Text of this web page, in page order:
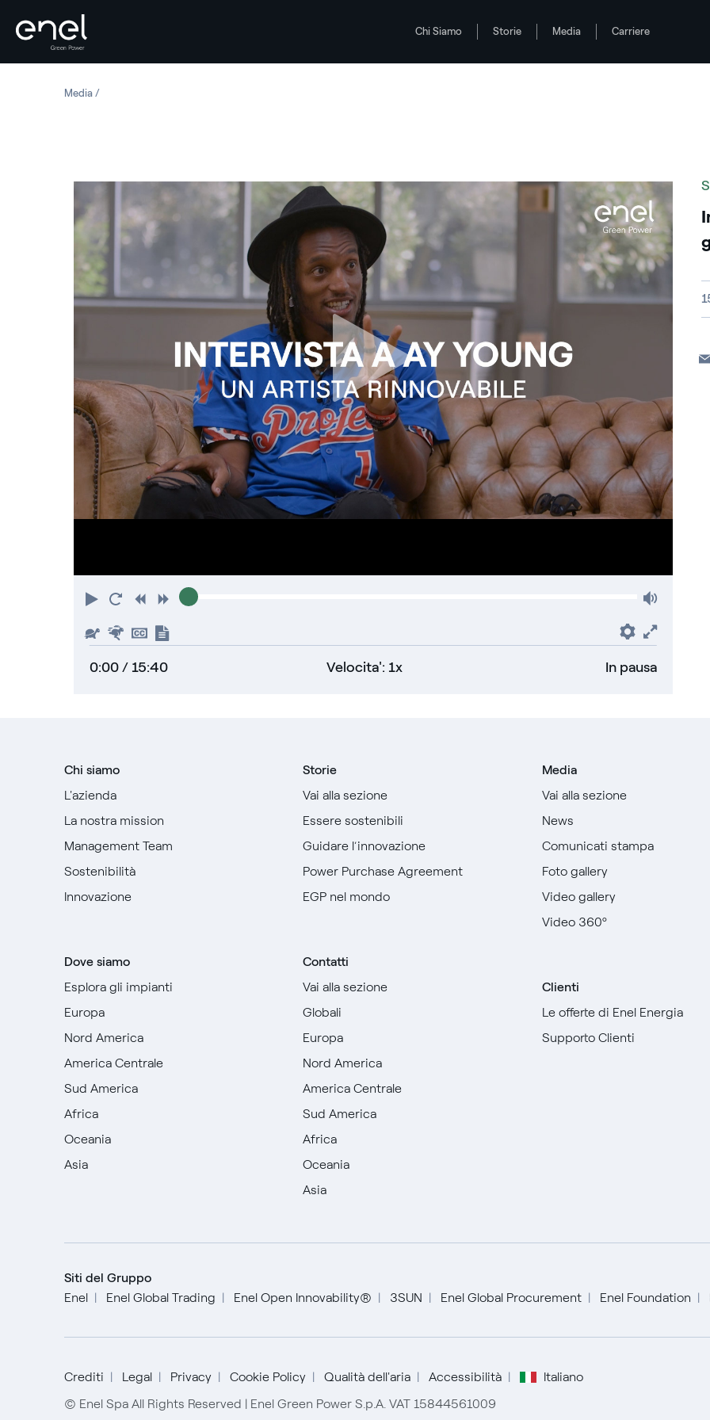
Chi Siamo Storie Media Carriere
MediaIncontra il cantante AY Young, un giovane leader per gli SDGs dell'ONU
Riproduci
TornaIndietro
Avanti
Piu'
lento
Piu'
veloce
Nascondi
sottotitoli
trascrizione
Preferenze
0:00/ 15:40 Velocita': 1x In pausa
Chi siamo
L'azienda
La nostra mission
Management Team
Sostenibilità
Innovazione
Dove siamo
Esplora gli impianti
Europa
Nord America
America Centrale
Sud America
Africa
Oceania
Asia
Storie
Vai alla sezione
Essere sostenibili
Guidare l’innovazione
Power Purchase Agreement
EGP nel mondo
Contatti
Vai alla sezione
Globali
Europa
Nord America
America Centrale
Sud America
Africa
Oceania
Asia
Media
Vai alla sezione
News
Comunicati stampa
Foto gallery
Video gallery
Video 360º
Clienti
Le offerte di Enel Energia
Supporto Clienti
Siti del Gruppo
Enel
Enel Global Trading Enel Open Innovability® 3SUN Enel Global Procurement Enel Foundation
Crediti Legal Privacy Cookie Policy Qualità dell'aria Accessibilità Italiano
© Enel Spa All Rights Reserved | Enel Green Power S.p.A. VAT 15844561009